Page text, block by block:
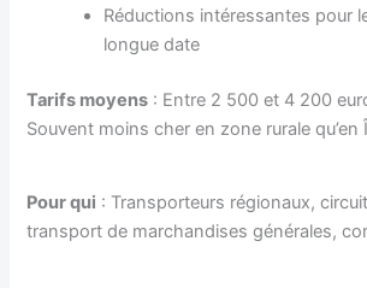
Réductions intéressantes pour
longue date
Tarifs moyens : Entre 2 500 et 4 200
Souvent moins cher en zone rurale
Pour qui : Transporteurs régionaux,
transport de marchandises générales,